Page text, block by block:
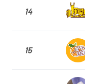
14
15